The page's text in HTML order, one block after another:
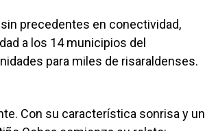
precedentes en conectividad,
a los 14 municipios del
para miles de risaraldenses.
Con su característica sonrisa y un